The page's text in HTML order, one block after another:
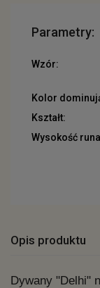
Parametry:
Wzór:
Kolor
Kształt:
Wysokość
Opis produktu
Dywany "Delhi"